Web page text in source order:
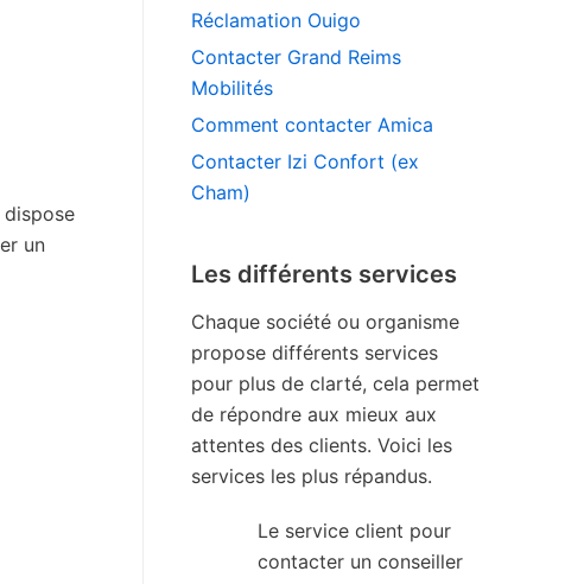
dispose
un
Réclamation Ouigo
Contacter Grand Reims
Mobilités
Comment contacter Amica
Contacter Izi Confort (ex
Cham)
Les différents services
Chaque société ou organisme
propose différents services
pour plus de clarté, cela permet
de répondre aux mieux aux
attentes des clients. Voici les
services les plus répandus.
Le service client pour
contacter un conseiller